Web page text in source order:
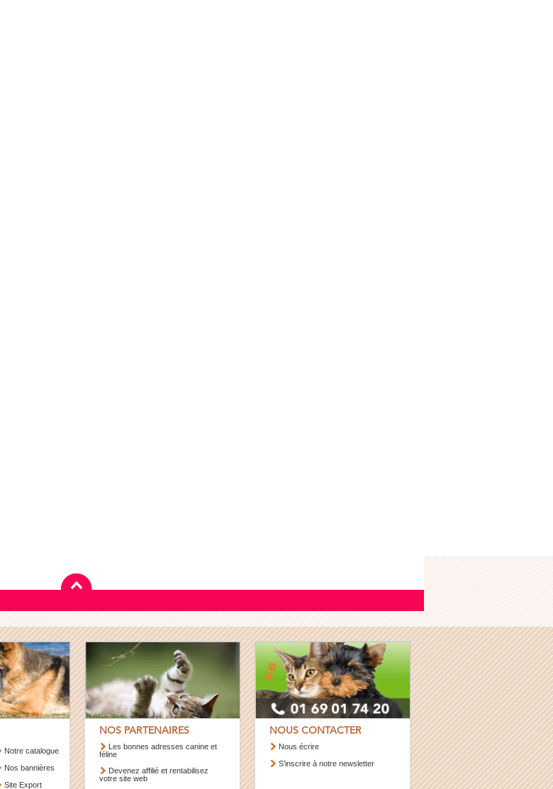
Notre catalogue
Nos bannières
Site Export
NOS PARTENAIRES
Les bonnes adresses canine et
féline
Devenez affilié et rentabilisez
votre site web
NOUS CONTACTER
Nous écrire
S’inscrire à notre newsletter